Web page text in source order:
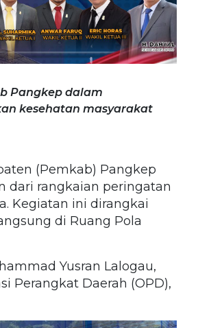
Pangkep dalam
kesehatan masyarakat
(Pemkab) Pangkep
dari rangkaian peringatan
Kegiatan ini dirangkai
di Ruang Pola
Yusran Lalogau,
Perangkat Daerah (OPD),